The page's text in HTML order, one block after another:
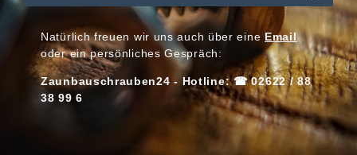
Natürlich freuen wir uns auch über eineEmail
oder ein persönliches Gespräch:
Zaunbauschrauben24 - Hotline: ☎ 02622 / 88
38 99 6